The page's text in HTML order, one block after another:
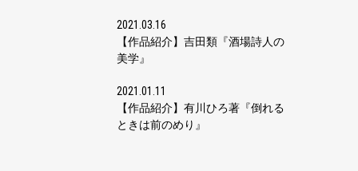
2021.03.16
【作品紹介】吉田類『酒場詩人の
美学』
2021.01.11
【作品紹介】有川ひろ著『倒れる
ときは前のめり』